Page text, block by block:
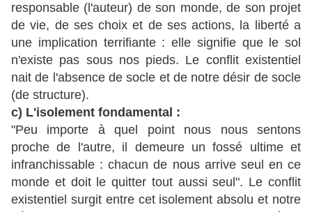
responsable (l'auteur) de son monde, de son projet
de vie, de ses choix et de ses actions, la liberté a
une implication terrifiante : elle signifie que le sol
n'existe pas sous nos pieds. Le conflit existentiel
nait de l'absence de socle et de notre désir de socle
(de structure).
c) L'isolement fondamental :
"Peu importe à quel point nous nous sentons
proche de l'autre, il demeure un fossé ultime et
infranchissable : chacun de nous arrive seul en ce
monde et doit le quitter tout aussi seul". Le conflit
existentiel surgit entre cet isolement absolu et notre